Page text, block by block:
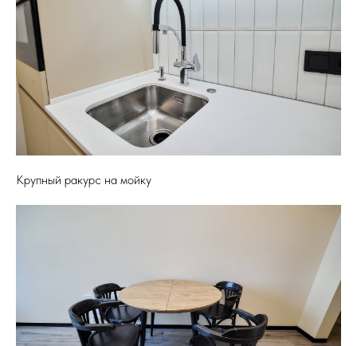
Крупный ракурс на мойку